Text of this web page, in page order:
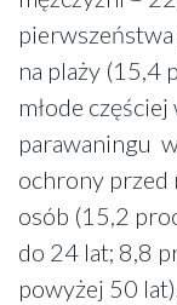
na plaży (15,4
młode
parawaningu
ochrony przed
osób (15,2
do 24 lat; 8,8
powyżej 50